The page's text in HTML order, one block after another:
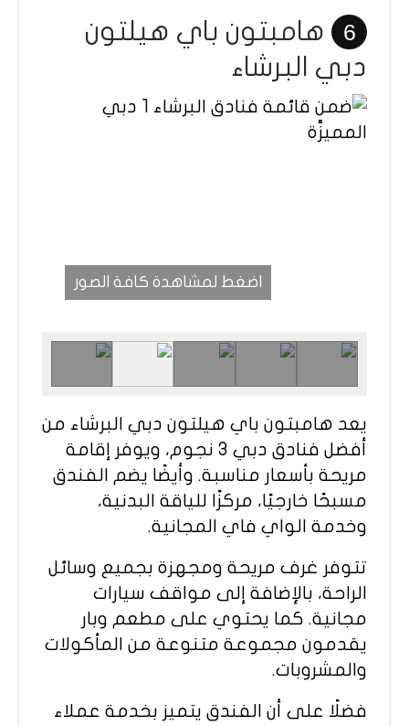
6
هامبتون باي هيلتون
دبي البرشاء
اضغط لمشاهدة كافة الصور
يعد هامبتون باي هيلتون دبي البرشاء من
أفضل فنادق دبي 3 نجوم، ويوفر إقامة
مريحة بأسعار مناسبة. وأيضًا يضم الفندق
مسبحًا خارجيًا، مركزًا للياقة البدنية،
وخدمة الواي فاي المجانية.​
تتوفر غرف مريحة ومجهزة بجميع وسائل
الراحة، بالإضافة إلى مواقف سيارات
مجانية. كما يحتوي على مطعم وبار
يقدمون مجموعة متنوعة من المأكولات
والمشروبات.​
فضلًا على أن الفندق يتميز بخدمة عملاء